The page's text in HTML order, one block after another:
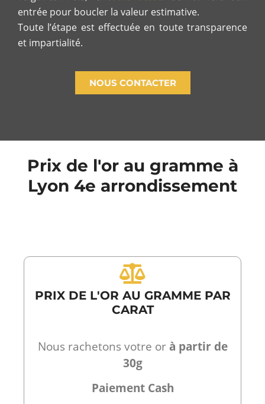
entrée pour boucler la valeur estimative.
Toute l’étape est effectuée en toute transparence
et impartialité.
NOUS CONTACTER
Prix de l'or au gramme à
Lyon 4e arrondissement
PRIX DE L'OR AU GRAMME PAR
CARAT
Nous rachetons votre orà partir de
30g
Paiement Cash